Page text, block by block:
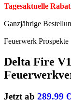
Tagesaktuelle
Ganzjährige
Feuerwerk Prospekte
Delta Fire
Jetzt ab 289.99 €